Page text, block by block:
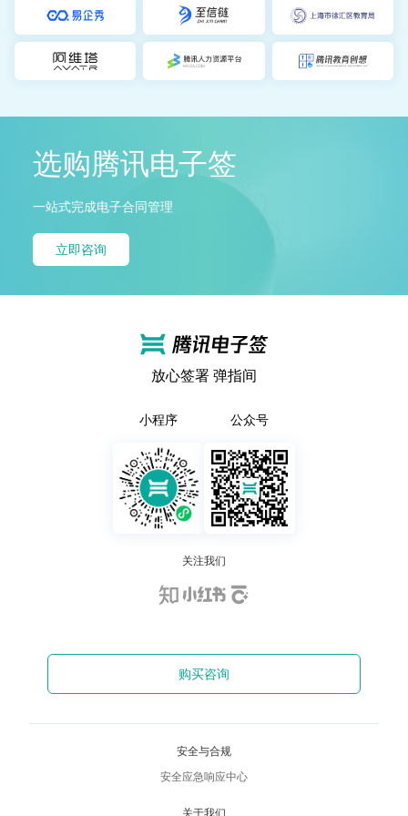
选购腾讯电子签
一站式完成电子合同管理
立即咨询
放心签署 弹指间
安全与合规
安全应急响应中心
关注我们
购买咨询
小程序 公众号